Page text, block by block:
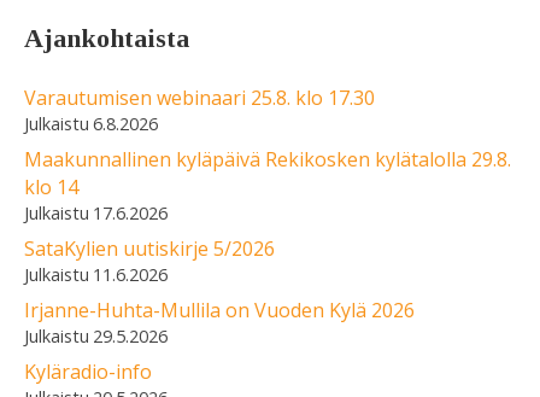
Ajankohtaista
Varautumisen webinaari 25.8. klo 17.30
6.8.2026
Maakunnallinen kyläpäivä Rekikosken kylätalolla 29.8.
klo 14
17.6.2026
SataKylien uutiskirje 5/2026
11.6.2026
Irjanne-Huhta-Mullila on Vuoden Kylä 2026
29.5.2026
Kyläradio-info